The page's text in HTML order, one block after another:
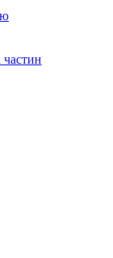
частин